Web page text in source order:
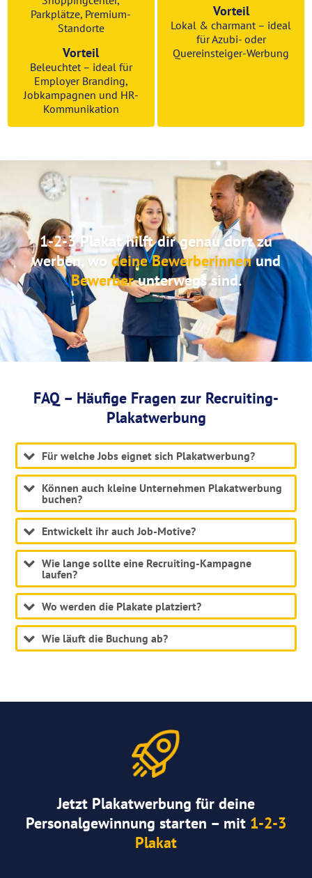
Parkplätze, Premium-
Standorte
Vorteil
Beleuchtet – ideal für
Employer Branding,
Jobkampagnen und HR-
Kommunikation
Vorteil
Lokal & charmant – ideal
für Azubi- oder
Quereinsteiger-Werbung
1-2-3 Plakat hilft dir genau dort zu
werben, wodeine Bewerberinnenund
Bewerberunterwegs sind.
FAQ – Häufige Fragen zur Recruiting-
Plakatwerbung
Für welche Jobs eignet sich Plakatwerbung?
Können auch kleine Unternehmen Plakatwerbung
buchen?
Entwickelt ihr auch Job-Motive?
Wie lange sollte eine Recruiting-Kampagne
laufen?
Wo werden die Plakate platziert?
Wie läuft die Buchung ab?
Jetzt Plakatwerbung für deine
Personalgewinnung starten – mit 1-2-3
Plakat